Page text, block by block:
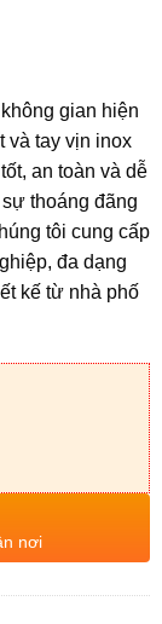
gian hiện
và tay vịn inox
an toàn và dễ
thoáng đãng
tôi cung cấp
đa dạng
kế từ nhà phố
nơi